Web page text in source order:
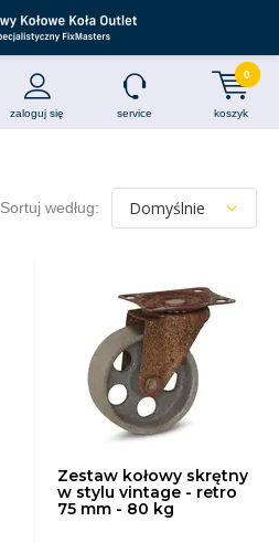
zaloguj się service koszyk
0
Sortuj według:
Zestaw kołowy skrętny
w stylu vintage - retro
75 mm - 80 kg